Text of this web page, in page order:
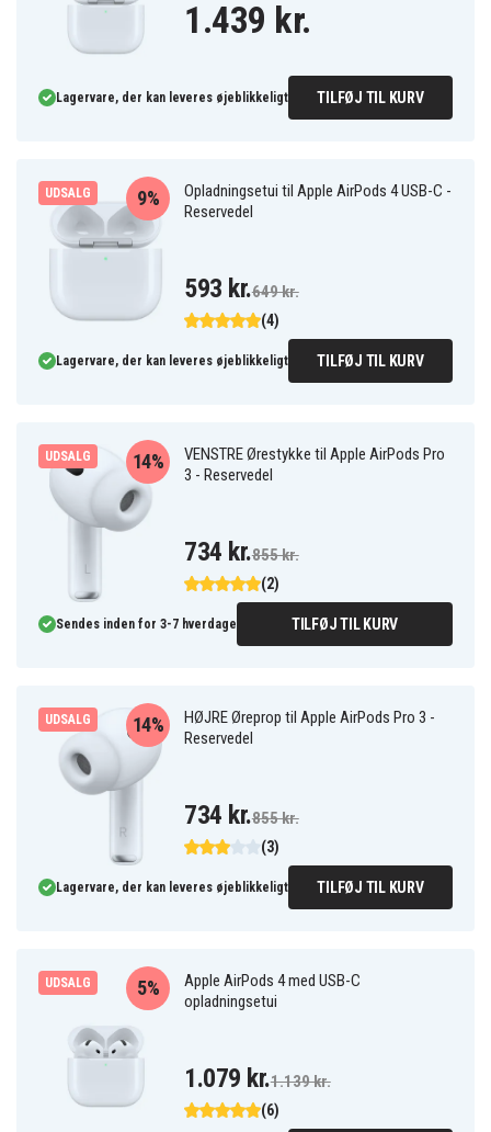
1.439 kr.
Lagervare, der kan leveres øjeblikkeligt TILFØJ TIL KURV
UDSALG
Opladningsetui til Apple AirPods 4 USB-C -
Reservedel
(4)
9%
593 kr.649 kr.
Lagervare, der kan leveres øjeblikkeligt TILFØJ TIL KURV
UDSALG
VENSTRE Ørestykke til Apple AirPods Pro
3 - Reservedel
(2)
14%
734 kr.855 kr.
Sendes inden for 3-7 hverdage TILFØJ TIL KURV
UDSALG
HØJRE Øreprop til Apple AirPods Pro 3 -
Reservedel
(3)
14%
734 kr.855 kr.
Lagervare, der kan leveres øjeblikkeligt TILFØJ TIL KURV
UDSALG
Apple AirPods 4 med USB-C
opladningsetui
(6)
5%
1.079 kr.1.139 kr.